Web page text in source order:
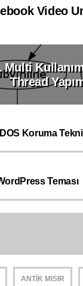
Video
Multi
Thread
Koruma
Teması
ANTIK MISIR